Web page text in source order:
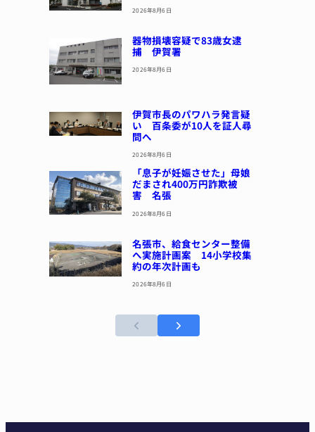
2026年8月6日
器物損壊容疑で83歳女逮
捕 伊賀署
2026年8月6日
伊賀市長のパワハラ発言疑
い 百条委が10人を証人尋
問へ
2026年8月6日
「息子が妊娠させた」母娘
だまされ400万円詐欺被
害 名張
2026年8月6日
名張市、給食センター整備
へ実施計画案 14小学校集
約の年次計画も
2026年8月6日